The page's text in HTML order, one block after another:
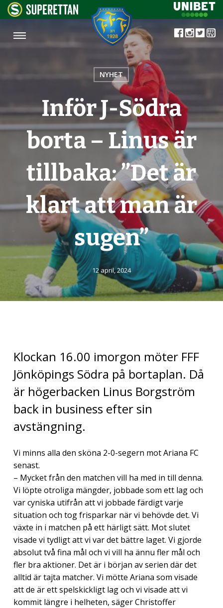
NYHET
Inför J-Södra
borta – Linus är
tillbaka: ”Det är
klart att man är
sugen”
12 april, 2024
Klockan 16.00 imorgon möter FFF
Jönköpings Södra på bortaplan. Då
är högerbacken Linus Borgström
back in business efter sin
avstängning.
Vi minns alla den sköna 2-0-segern mot Ariana FC
senast.
– Mycket från den matchen vill ha med in till denna.
Vi löpte otroliga mängder, jobbade som ett lag och
var cyniska utifrån att vi jobbade färdigt varje
situation och tog frisparkar när vi behövde det. Vi
växte in i matchen på ett härligt sätt. Mot slutet
visade vi tydligt att vi var det bättre laget. Vi gjorde
absolut två fina mål och vi vill ha ännu fler mål och
fler bra aktioner. Det är i början av serien där det
alltid är tajta matcher. Vi mötte Ariana som visade
att de är ett spelskickligt lag och vi visade att vi
kommit längre i helheten, säger Christoffer